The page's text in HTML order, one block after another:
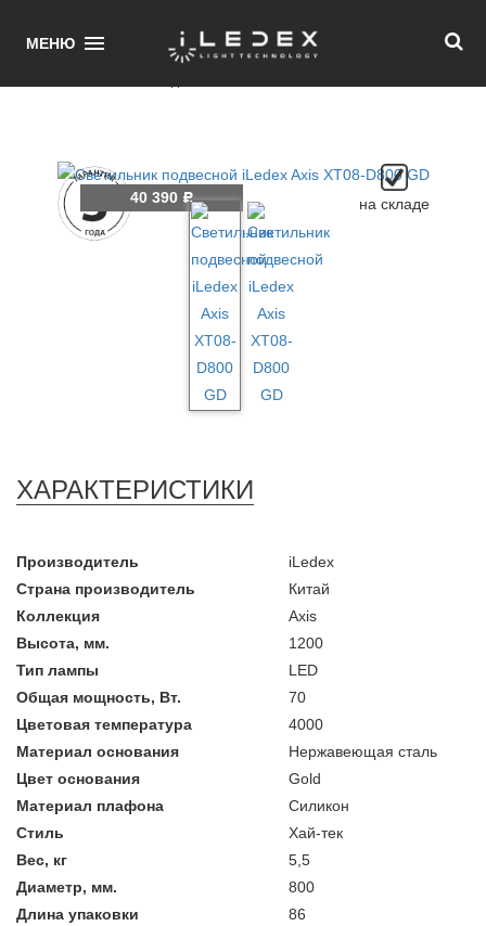
МЕНЮ
на складе
40 390 Р
ХАРАКТЕРИСТИКИ
Производитель
iLedex
Страна производитель
Китай
Коллекция
Axis
Высота, мм.
1200
Тип лампы
LED
Общая мощность, Вт.
70
Цветовая температура
4000
Материал основания
Нержавеющая сталь
Цвет основания
Gold
Материал плафона
Силикон
Стиль
Хай-тек
Вес, кг
5,5
Диаметр, мм.
800
Длина упаковки
86